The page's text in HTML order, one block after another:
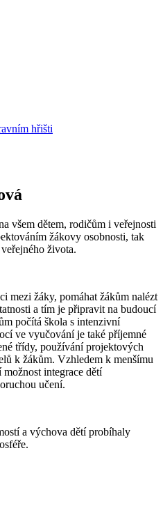
všem dětem, rodičům i veřejnosti
žákovy osobnosti, tak
života.
mezi žáky, pomáhat žákům nalézt
a tím je připravit na budoucí
počítá škola s intenzivní
ve vyučování je také příjemné
třídy, používání projektových
k žákům. Vzhledem k menšímu
integrace dětí
učení.
a výchova dětí probíhaly